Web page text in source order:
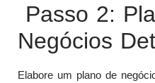
Passo 2:
Negócios
Elabore um plano de